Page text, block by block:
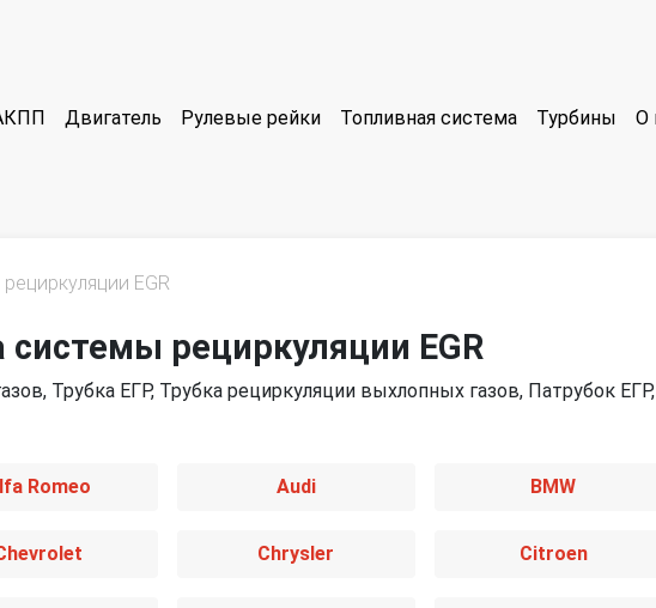
Двигатель Рулевые рейки Топливная система Турбины О
EGR
системы рециркуляции EGR
Трубка ЕГР, Трубка рециркуляции выхлопных газов, Патрубок ЕГР,
Romeo Audi BMW
Chrysler Citroen